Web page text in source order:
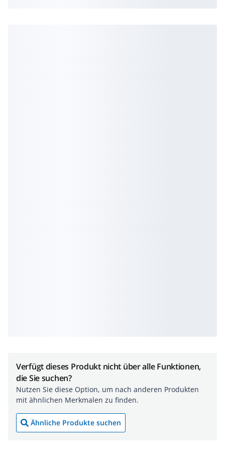
Verfügt dieses Produkt nicht über alle Funktionen,
die Sie suchen?
Nutzen Sie diese Option, um nach anderen Produkten
mit ähnlichen Merkmalen zu finden.
Ähnliche Produkte suchen